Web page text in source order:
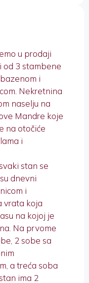
u prodaji
od 3 stambene
i
Nekretnina
naselju na
Mandre koje
na otočiće
i
stan se
dnevni
i
vrata koja
na kojoj je
Na prvome
2 sobe sa
a treća soba
ima 2